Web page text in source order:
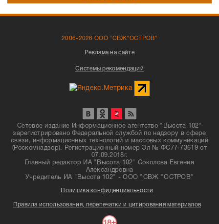
2006-2026 ООО "СВЖ"ОСТРОВ"
Реклама на сайте
Системы рекомендаций
Сетевое издание Информационное агентство "Высота 102"
зарегистрировано Федеральной службой по надзору в сфере
связи, информационных технологий и массовых коммуникаций
(Роскомнадзор). Регистрационный номер Эл № ФС77-73619 от
07.09.2018г.
Главный редактор ИА "Высота 102" Соколова Евгения
Александровна
Учредитель ИА "Высота 102" - ООО "СВЖ "ОСТРОВ"
Политика конфиденциальности
Правила использования, перепечатки и цитирования материалов